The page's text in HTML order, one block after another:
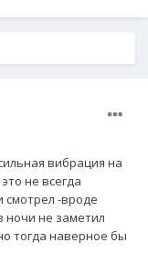
вибрация на
не всегда
-вроде
ночи не заметил
тогда наверное бы